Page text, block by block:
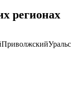
регионах
Приволжский